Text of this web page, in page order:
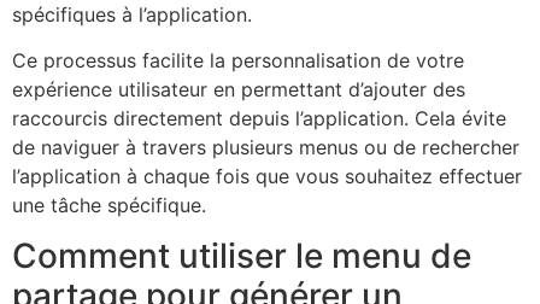
spécifiques à l’application.
Ce processus facilite la personnalisation de votre
expérience utilisateur en permettant d’ajouter des
raccourcis directement depuis l’application. Cela évite
de naviguer à travers plusieurs menus ou de rechercher
l’application à chaque fois que vous souhaitez effectuer
une tâche spécifique.
Comment utiliser le menu de